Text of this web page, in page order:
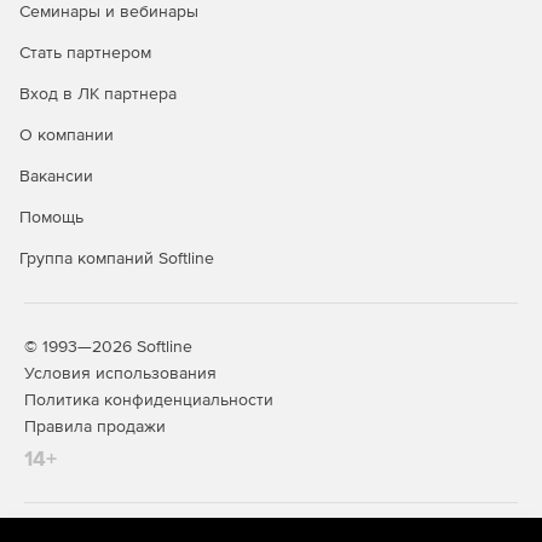
работать с жесткими дисками объемом более 2 Тб.
Возможность применения современных
Рутокен ЭЦП 2.0 и Рутокен Lite; смарт-карты: JaCarta-2
Семинары и вебинары
Стать партнером
Вход в ЛК партнера
О компании
Вакансии
Помощь
Группа компаний Softline
© 1993—2026 Softline
Условия использования
Политика конфиденциальности
Правила продажи
14+